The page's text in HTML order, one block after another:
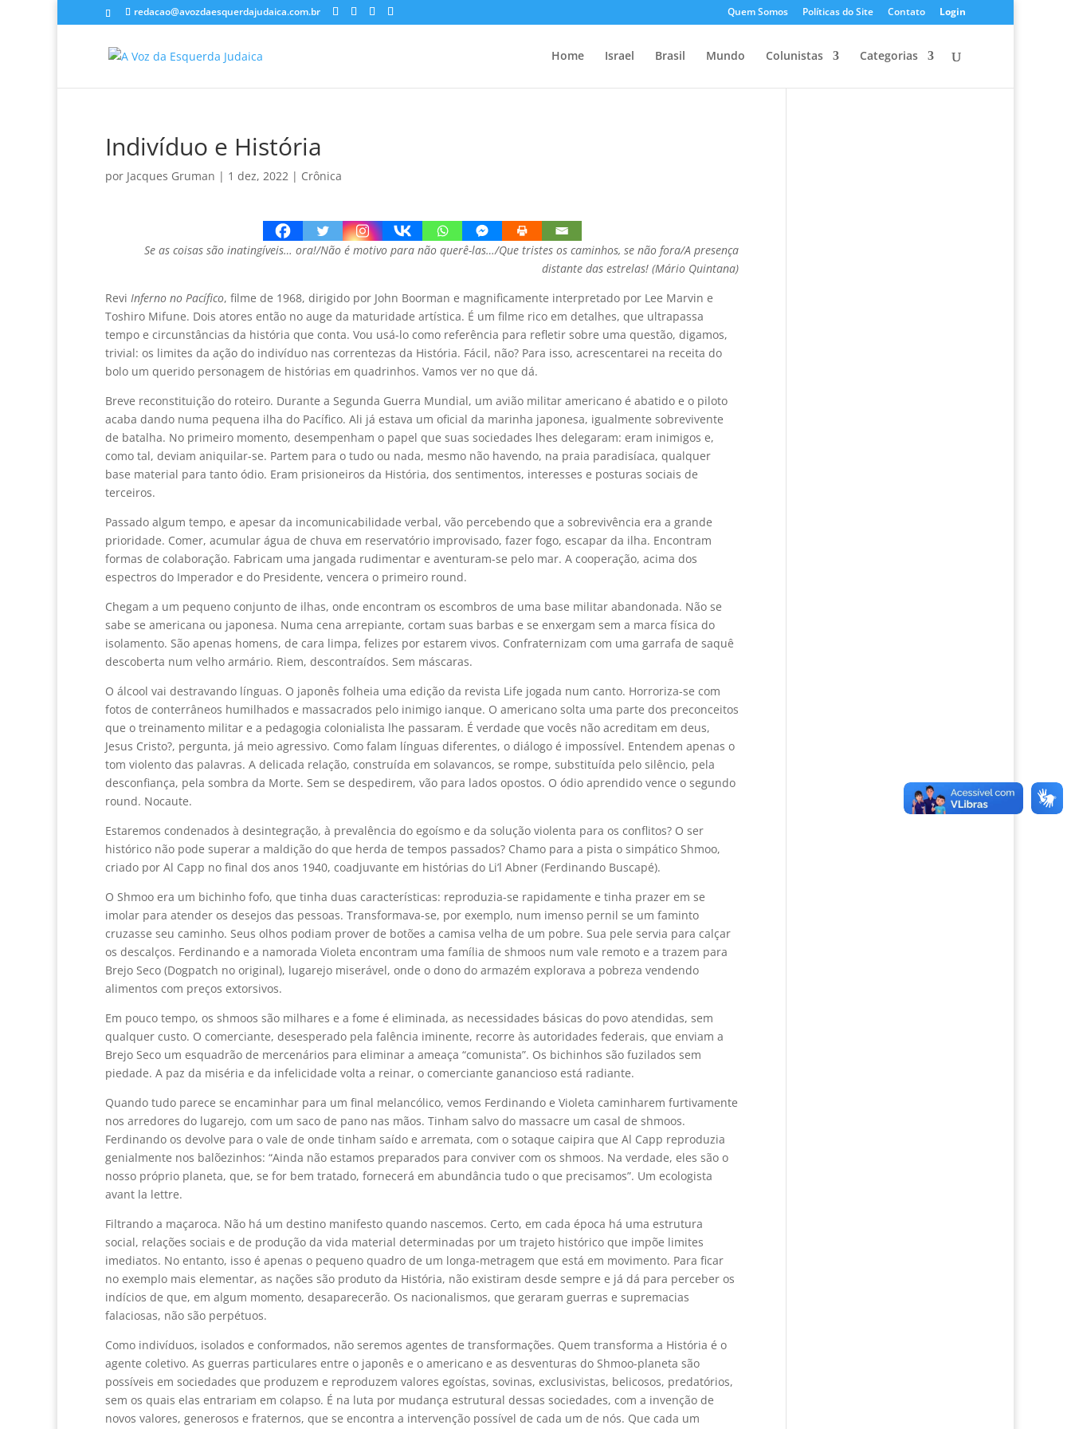
redacao@avozdaesquerdajudaica.com.br Quem Somos Políticas do Site Contato Login
Home Israel Brasil Mundo Colunistas Categorias
Indivíduo e História
por Jacques Gruman | 1 dez, 2022 | Crônica
Se as coisas são inatingíveis… ora!/Não é motivo para não querê-las…/Que tristes os caminhos, se não fora/A presença
distante das estrelas! (Mário Quintana)
Revi Inferno no Pacífico, filme de 1968, dirigido por John Boorman e magnificamente interpretado por Lee Marvin e
Toshiro Mifune. Dois atores então no auge da maturidade artística. É um filme rico em detalhes, que ultrapassa
tempo e circunstâncias da história que conta. Vou usá-lo como referência para refletir sobre uma questão, digamos,
trivial: os limites da ação do indivíduo nas correntezas da História. Fácil, não? Para isso, acrescentarei na receita do
bolo um querido personagem de histórias em quadrinhos. Vamos ver no que dá.
Breve reconstituição do roteiro. Durante a Segunda Guerra Mundial, um avião militar americano é abatido e o piloto
acaba dando numa pequena ilha do Pacífico. Ali já estava um oficial da marinha japonesa, igualmente sobrevivente
de batalha. No primeiro momento, desempenham o papel que suas sociedades lhes delegaram: eram inimigos e,
como tal, deviam aniquilar-se. Partem para o tudo ou nada, mesmo não havendo, na praia paradisíaca, qualquer
base material para tanto ódio. Eram prisioneiros da História, dos sentimentos, interesses e posturas sociais de
terceiros.
Passado algum tempo, e apesar da incomunicabilidade verbal, vão percebendo que a sobrevivência era a grande
prioridade. Comer, acumular água de chuva em reservatório improvisado, fazer fogo, escapar da ilha. Encontram
formas de colaboração. Fabricam uma jangada rudimentar e aventuram-se pelo mar. A cooperação, acima dos
espectros do Imperador e do Presidente, vencera o primeiro round.
Chegam a um pequeno conjunto de ilhas, onde encontram os escombros de uma base militar abandonada. Não se
sabe se americana ou japonesa. Numa cena arrepiante, cortam suas barbas e se enxergam sem a marca física do
isolamento. São apenas homens, de cara limpa, felizes por estarem vivos. Confraternizam com uma garrafa de saquê
descoberta num velho armário. Riem, descontraídos. Sem máscaras.
O álcool vai destravando línguas. O japonês folheia uma edição da revista Life jogada num canto. Horroriza-se com
fotos de conterrâneos humilhados e massacrados pelo inimigo ianque. O americano solta uma parte dos preconceitos
que o treinamento militar e a pedagogia colonialista lhe passaram. É verdade que vocês não acreditam em deus,
Jesus Cristo?, pergunta, já meio agressivo. Como falam línguas diferentes, o diálogo é impossível. Entendem apenas o
tom violento das palavras. A delicada relação, construída em solavancos, se rompe, substituída pelo silêncio, pela
desconfiança, pela sombra da Morte. Sem se despedirem, vão para lados opostos. O ódio aprendido vence o segundo
round. Nocaute.
Estaremos condenados à desintegração, à prevalência do egoísmo e da solução violenta para os conflitos? O ser
histórico não pode superar a maldição do que herda de tempos passados? Chamo para a pista o simpático Shmoo,
criado por Al Capp no final dos anos 1940, coadjuvante em histórias do Li’l Abner (Ferdinando Buscapé).
O Shmoo era um bichinho fofo, que tinha duas características: reproduzia-se rapidamente e tinha prazer em se
imolar para atender os desejos das pessoas. Transformava-se, por exemplo, num imenso pernil se um faminto
cruzasse seu caminho. Seus olhos podiam prover de botões a camisa velha de um pobre. Sua pele servia para calçar
os descalços. Ferdinando e a namorada Violeta encontram uma família de shmoos num vale remoto e a trazem para
Brejo Seco (Dogpatch no original), lugarejo miserável, onde o dono do armazém explorava a pobreza vendendo
alimentos com preços extorsivos.
Em pouco tempo, os shmoos são milhares e a fome é eliminada, as necessidades básicas do povo atendidas, sem
qualquer custo. O comerciante, desesperado pela falência iminente, recorre às autoridades federais, que enviam a
Brejo Seco um esquadrão de mercenários para eliminar a ameaça “comunista”. Os bichinhos são fuzilados sem
piedade. A paz da miséria e da infelicidade volta a reinar, o comerciante ganancioso está radiante.
Quando tudo parece se encaminhar para um final melancólico, vemos Ferdinando e Violeta caminharem furtivamente
nos arredores do lugarejo, com um saco de pano nas mãos. Tinham salvo do massacre um casal de shmoos.
Ferdinando os devolve para o vale de onde tinham saído e arremata, com o sotaque caipira que Al Capp reproduzia
genialmente nos balõezinhos: “Ainda não estamos preparados para conviver com os shmoos. Na verdade, eles são o
nosso próprio planeta, que, se for bem tratado, fornecerá em abundância tudo o que precisamos”. Um ecologista
avant la lettre.
Filtrando a maçaroca. Não há um destino manifesto quando nascemos. Certo, em cada época há uma estrutura
social, relações sociais e de produção da vida material determinadas por um trajeto histórico que impõe limites
imediatos. No entanto, isso é apenas o pequeno quadro de um longa-metragem que está em movimento. Para ficar
no exemplo mais elementar, as nações são produto da História, não existiram desde sempre e já dá para perceber os
indícios de que, em algum momento, desaparecerão. Os nacionalismos, que geraram guerras e supremacias
falaciosas, não são perpétuos.
Como indivíduos, isolados e conformados, não seremos agentes de transformações. Quem transforma a História é o
agente coletivo. As guerras particulares entre o japonês e o americano e as desventuras do Shmoo-planeta são
possíveis em sociedades que produzem e reproduzem valores egoístas, sovinas, exclusivistas, belicosos, predatórios,
sem os quais elas entrariam em colapso. É na luta por mudança estrutural dessas sociedades, com a invenção de
novos valores, generosos e fraternos, que se encontra a intervenção possível de cada um de nós. Que cada um